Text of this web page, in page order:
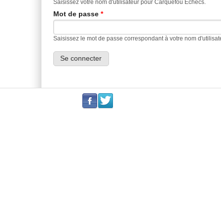
Saisissez votre nom d'utilisateur pour Carquefou Echecs.
Mot de passe *
Saisissez le mot de passe correspondant à votre nom
. .